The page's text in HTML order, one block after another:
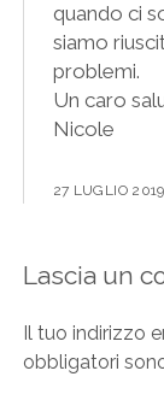
quando ci
siamo
problemi.
Un caro
Nicole
27 LUGLIO 2019
Lascia un
Il tuo indirizzo
obbligatori